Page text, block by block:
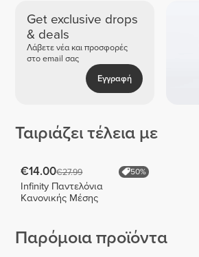
Get exclusive drops
& deals
Λάβετε νέα και προσφορές
στο email σας
Εγγραφή
Ταιριάζει τέλεια με
€14.00€27.99 50%
Infinity Παντελόνια
Κανονικής Μέσης
Παρόμοια προϊόντα